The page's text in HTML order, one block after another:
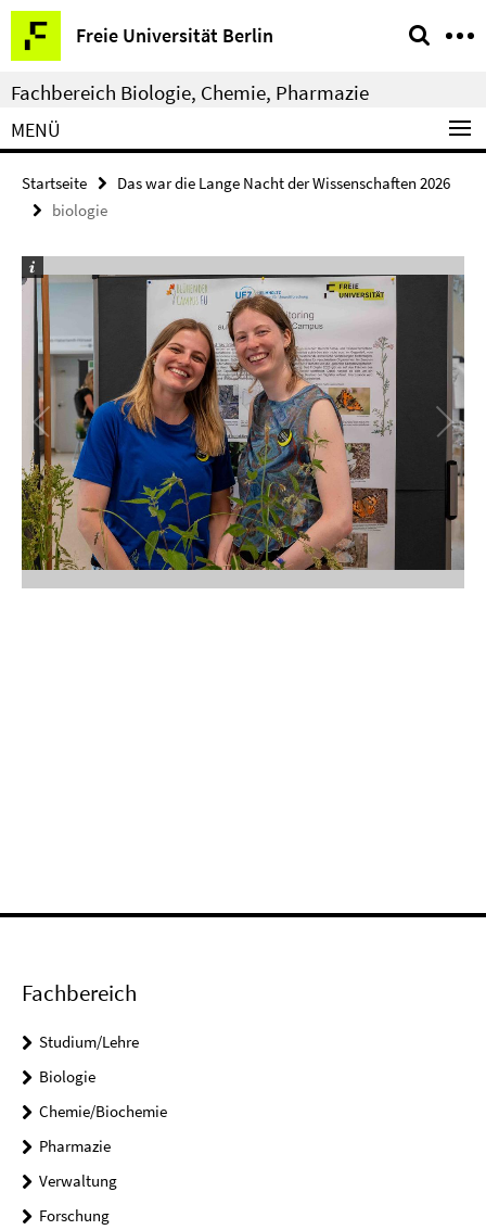
Springe
direkt
zu
Inhalt
Freie Universität Berlin
Service-
Navigation
Fachbereich Biologie, Chemie, Pharmazie
MENÜ
Startseite
Das war die Lange Nacht der Wissenschaften 2026
biologie
Fachbereich
Studium/Lehre
Biologie
Chemie/Biochemie
Pharmazie
Verwaltung
Forschung